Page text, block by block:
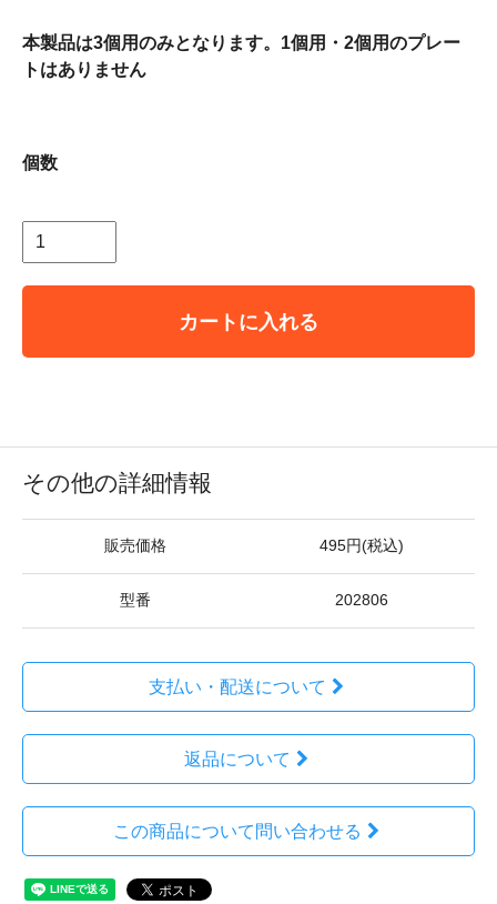
本製品は3個用のみとなります。1個用・2個用のプレー
トはありません
個数
カートに入れる
その他の詳細情報
販売価格 495円(税込)
型番 202806
支払い・配送について
返品について
この商品について問い合わせる